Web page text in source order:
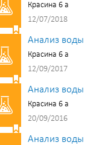
Красина 6 а
12/07/2018
Анализ воды
Красина 6 а
12/09/2017
Анализ воды
Красина 6 а
20/09/2016
Анализ воды